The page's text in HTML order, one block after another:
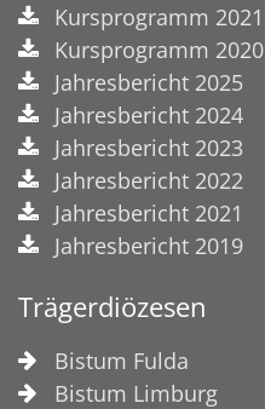
Kursprogramm 2021
Kursprogramm 2020
Jahresbericht 2025
Jahresbericht 2024
Jahresbericht 2023
Jahresbericht 2022
Jahresbericht 2021
Jahresbericht 2019
Trägerdiözesen
Bistum Fulda
Bistum Limburg